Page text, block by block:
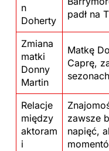
n
Doherty
padł na
Zmiana
matki
Donny
Martin
Matkę
Caprę,
Relacje
między
aktoram
i
zawsze
napięć,